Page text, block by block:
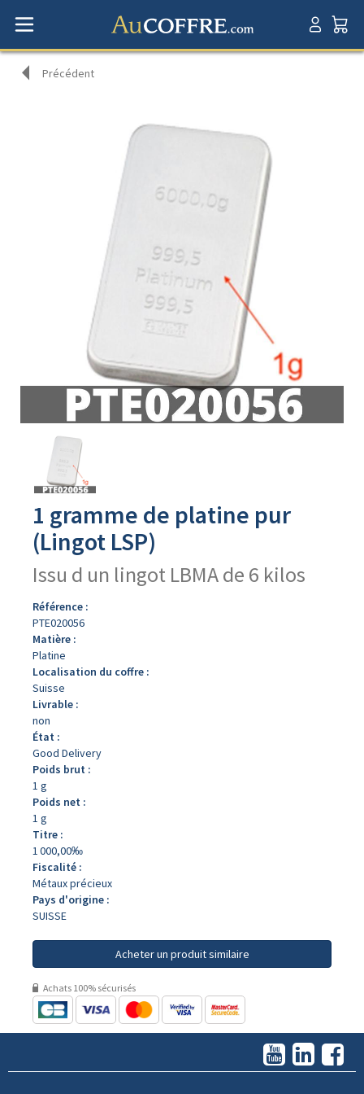
Précédent
produit
1 gramme de platine pur
(Lingot LSP)
Issu d un lingot LBMA de 6 kilos
Référence :
PTE020056
Matière :
Platine
Localisation du coffre :
Suisse
Livrable :
non
État :
Good Delivery
Poids brut :
1 g
Poids net :
1 g
Titre :
1 000,00‰
Fiscalité :
Métaux précieux
Pays d'origine :
SUISSE
Acheter un produit similaire
Achats 100% sécurisés